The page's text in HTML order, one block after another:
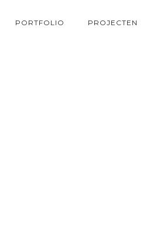
PORTFOLIO PROJECTEN